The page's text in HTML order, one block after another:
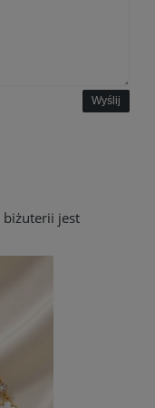
Wyślij
biżuterii jest